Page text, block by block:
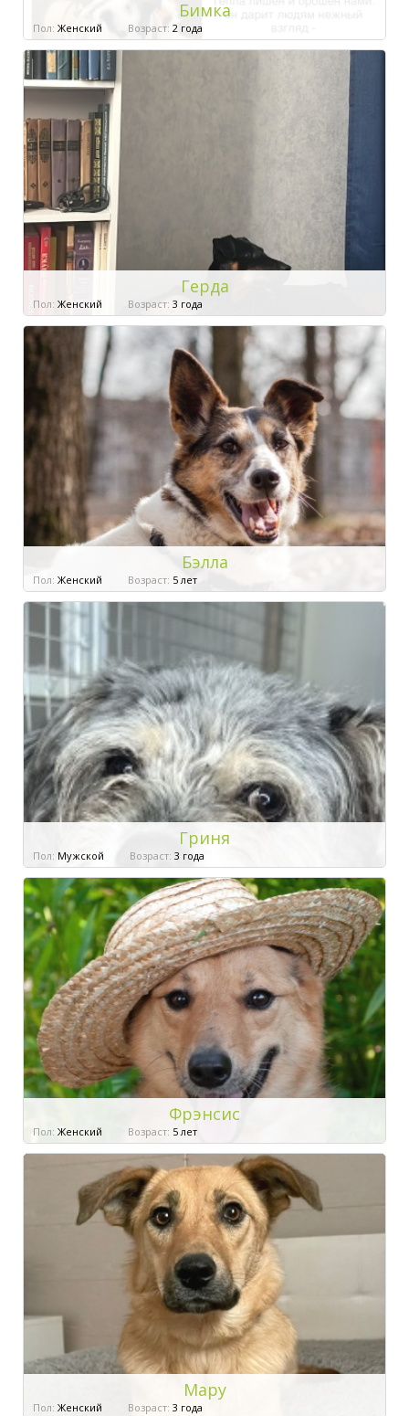
Бимка
Пол: Женский Возраст: 2 года
Герда
Пол: Женский Возраст: 3 года
Бэлла
Пол: Женский Возраст: 5 лет
Гриня
Пол: Мужской Возраст: 3 года
Фрэнсис
Пол: Женский Возраст: 5 лет
Мару
Пол: Женский Возраст: 3 года